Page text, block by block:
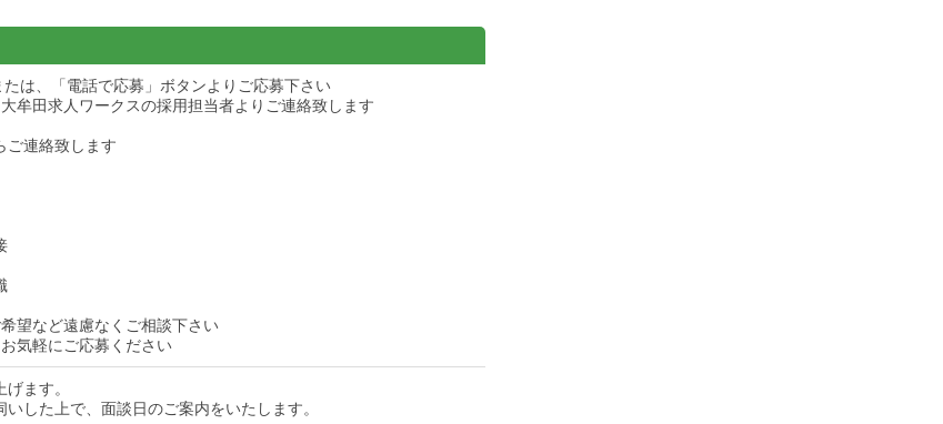
は、「電話で応募」ボタンよりご応募下さい
牟田求人ワークスの採用担当者よりご連絡致します
ご連絡致します
望など遠慮なくご相談下さい
気軽にご応募ください
ます。
した上で、面談日のご案内をいたします。